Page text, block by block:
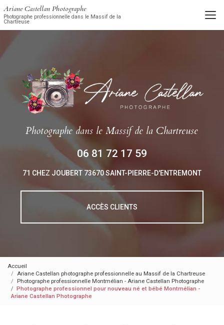
au
contenu
Ariane Castellan Photographe
Photographe professionnelle dans le Massif de la
Chartreuse
Photographedans le Massif de la Chartreuse
06 81 72 17 59
71 CHEZ JOUBERT 73670 SAINT-PIERRE-D'ENTREMONT
ACCÈS CLIENTS
Accueil
Ariane Castellan photographe professionnelle au Massif de la Chartreuse
Photographe professionnelle Montmélian - Ariane Castellan Photographe
Photographe professionnel pour nouveau né et bébé Montmélian -
Ariane Castellan Photographe